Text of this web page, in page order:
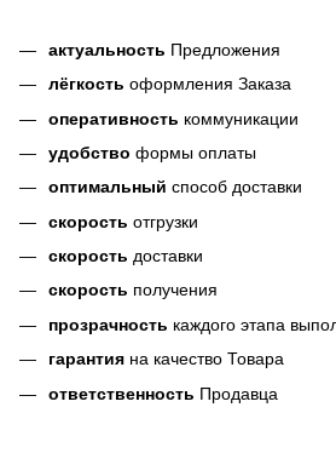
актуальность Предложения
лёгкость оформления Заказа
оперативность коммуникации
удобство формы оплаты
оптимальный способ доставки
скорость отгрузки
скорость доставки
скорость получения
прозрачность каждого этапа
гарантия на качество Товара
ответственность Продавца